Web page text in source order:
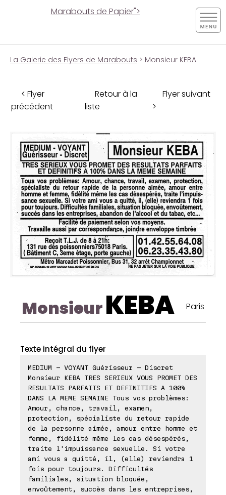
Marabouts de Papier">
La Galerie des Flyers de Marabouts > Monsieur KEBA
< Flyer
précédent
Retour à la
liste
Flyer suivant
>
MonsieurKEBA Paris
Texte intégral du flyer
MEDIUM - VOYANT Guérisseur - Discret
Monsieur KEBA TRES SERIEUX VOUS PROMET DES
RESULTATS PARFAITS ET DEFINITIFS A 100%
DANS LA MEME SEMAINE Tous vos problèmes:
Amour, chance, travail, examen,
protection, spécialiste du retour rapide
de la personne aimée, amour entre homme et
femme, fidélité même les cas désespérés,
traite l'impuissance sexuelle. Si votre
ami vous a quitté, il, (elle) reviendra 1
fois pour toujours. Difficultés
familiales, situation bloquée,
envoûtement, succès dans les entreprises,